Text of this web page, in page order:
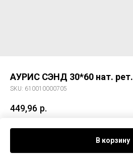
АУРИС СЭНД 30*60 нат. рет.
SKU: 610010000705
449,96 р.
В корзину
Керам. гранит АУРИС СЭНД 30*60 нат. рет.